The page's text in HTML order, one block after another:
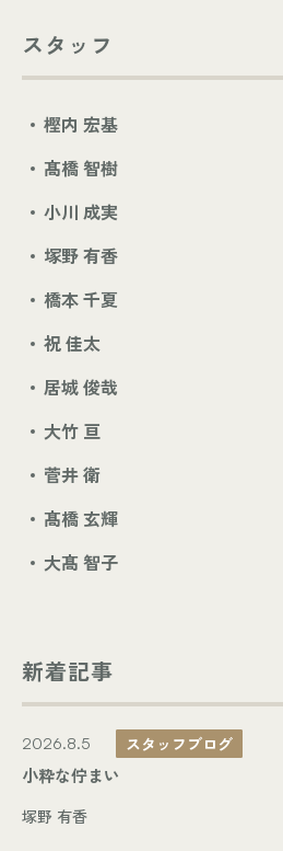
スタッフ
樫内 宏基
髙橋 智樹
小川 成実
塚野 有香
橋本 千夏
祝 佳太
居城 俊哉
大竹 亘
菅井 衛
髙橋 玄輝
大髙 智子
新着記事
2026.8.5 スタッフブログ
小粋な佇まい
塚野 有香